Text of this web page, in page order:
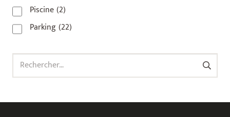
Piscine(2)
Parking(22)
Rechercher :